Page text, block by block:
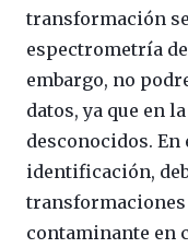
transformación
espectrometría
embargo, no
datos, ya que en
desconocidos.
identificación,
contaminante en